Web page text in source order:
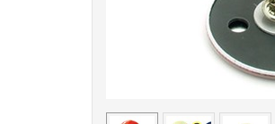
< /picture>